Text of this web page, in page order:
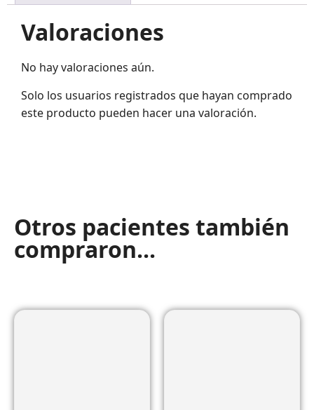
Valoraciones
No hay valoraciones aún.
Solo los usuarios registrados que hayan comprado
este producto pueden hacer una valoración.
Otros pacientes también
compraron...